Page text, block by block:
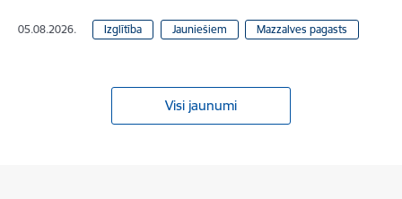
05.08.2026. Izglītība Jauniešiem Mazzalves pagasts
Visi jaunumi